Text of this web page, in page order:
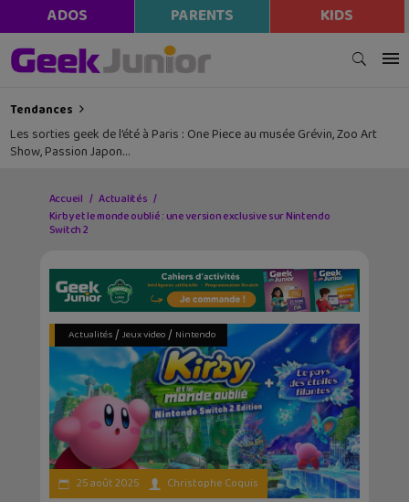
ADOS PARENTS KIDS
Tendances
Les sorties geek de l’été à Paris : One Piece au musée Grévin, Zoo Art
Show, Passion Japon…
Accueil
Actualités
Kirby et le monde oublié : une version exclusive sur Nintendo
Switch 2
Actualités/ Jeux video/ Nintendo
25 août 2025 Christophe Coquis